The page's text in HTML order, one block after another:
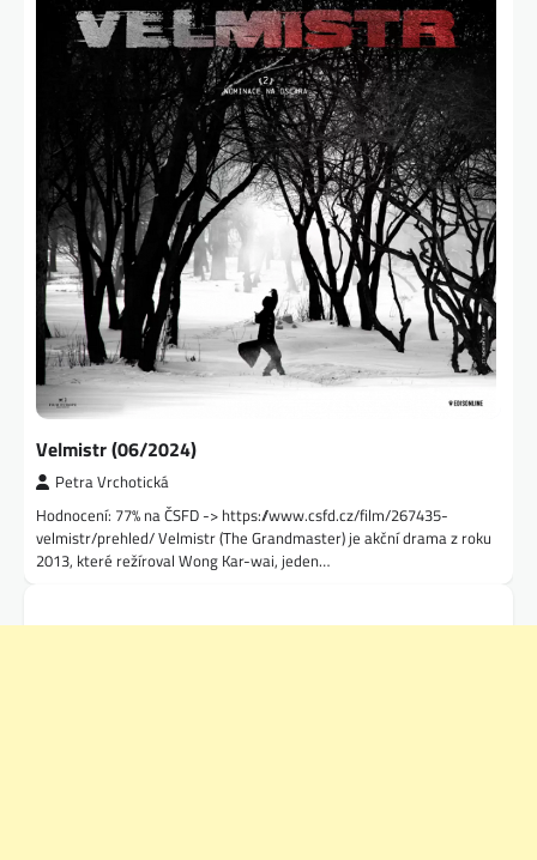
Velmistr (06/2024)
Petra Vrchotická
Hodnocení: 77% na ČSFD -> https://www.csfd.cz/film/267435-
velmistr/prehled/ Velmistr (The Grandmaster) je akční drama z roku
2013, které režíroval Wong Kar-wai, jeden…